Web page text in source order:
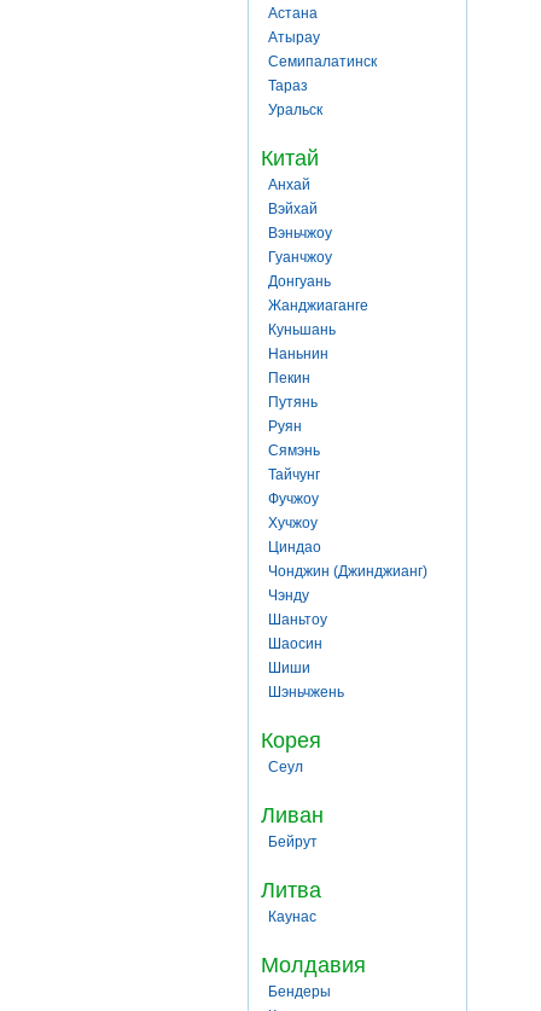
Астана
Атырау
Семипалатинск
Тараз
Уральск
Китай
Анхай
Вэйхай
Вэньчжоу
Гуанчжоу
Донгуань
Жанджиаганге
Куньшань
Наньнин
Пекин
Путянь
Руян
Сямэнь
Тайчунг
Фучжоу
Хучжоу
Циндао
Чонджин (Джинджианг)
Чэнду
Шаньтоу
Шаосин
Шиши
Шэньчжень
Корея
Сеул
Ливан
Бейрут
Литва
Каунас
Молдавия
Бендеры